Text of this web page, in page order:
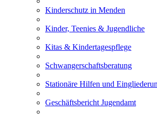
Kinderschutz in Menden
Kinder, Teenies & Jugendliche
Kitas & Kindertagespflege
Schwangerschaftsberatung
Stationäre Hilfen und
Geschäftsbericht Jugendamt